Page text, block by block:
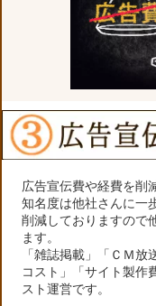
広告宣伝費や経費を削
知名度は他社さんに一
削減しておりますので
ます。
「雑誌掲載」「ＣＭ
コスト」「サイト製作
スト運営です。